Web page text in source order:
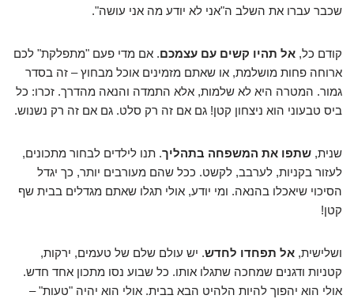
שכבר עברו את השלב ה"אני לא יודע מה אני עושה".
קודם כל, אל תהיו קשים עם עצמכם. אם מדי פעם "מתפלקת" לכם
ארוחה פחות מושלמת, או שאתם מזמינים אוכל מבחוץ – זה בסדר
גמור. המטרה היא לא שלמות, אלא התמדה והנאה מהדרך. זכרו: כל
ביס טבעוני הוא ניצחון קטן! גם אם זה רק סלט. גם אם זה רק נשנוש.
שנית, שתפו את המשפחה בתהליך. תנו לילדים לבחור מתכונים,
לעזור בקניות, לערבב, לקשט. ככל שהם מעורבים יותר, כך יגדל
הסיכוי שיאכלו בהנאה. ומי יודע, אולי תגלו שאתם מגדלים בבית שף
קטן!
ושלישית, אל תפחדו לחדש. יש עולם שלם של טעמים, ירקות,
קטניות ודגנים שמחכה שתגלו אותו. כל שבוע נסו מתכון אחד חדש.
אולי הוא יהפוך להיות הלהיט הבא בבית. אולי הוא יהיה "טעות" –